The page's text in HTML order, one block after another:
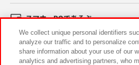
スマホ・PCであそぶ
イベント・キャンペーン
We collect unique personal identifiers
analyze our traffic and to personalize
share information about your use of our
analytics and advertising partners, who